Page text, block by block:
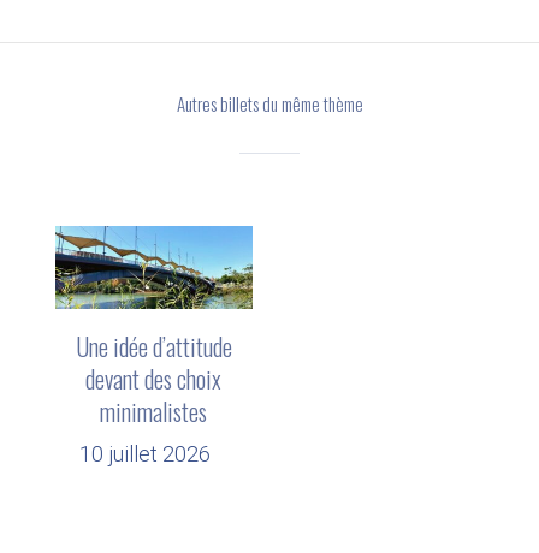
Autres billets du même thème
Une idée d’attitude
devant des choix
minimalistes
10 juillet 2026